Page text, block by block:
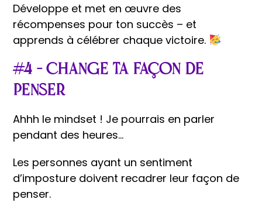
Développe et met en œuvre des
récompenses pour ton succès – et
apprends à célébrer chaque victoire.
#4 – Change ta façon de
penser
Ahhh le mindset ! Je pourrais en parler
pendant des heures…
Les personnes ayant un sentiment
d’imposture doivent recadrer leur façon de
penser.